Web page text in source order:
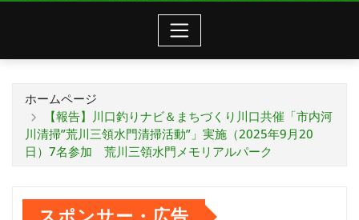
ホームページ
【報告】川口釣りナビ＆まちづくり川口共催「市内河
川清掃”荒川三領水門清掃活動”」実施（2025年9月20
日）7名参加 荒川三領水門メモリアルパーク